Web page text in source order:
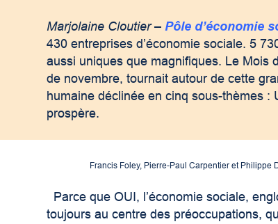
Marjolaine Cloutier –Pôle d’économie
430 entreprises d’économie sociale. 5
aussi uniques que magnifiques. Le Mois
de novembre, tournait autour de cette
humaine déclinée en cinq sous-thèmes
prospère.
Francis Foley, Pierre-Paul Carpentier et Philippe
Parce que OUI, l’économie sociale,
toujours au centre des préoccupations,